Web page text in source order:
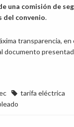
una comisión de
del convenio.
transparencia,
documento
tarifa eléctrica